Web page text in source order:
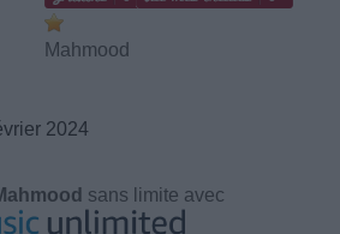
Mahmood
2024
sans limite avec